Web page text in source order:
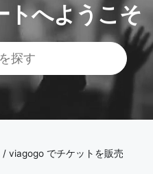
ー
ス
ツ
ア
チ
へようこそ
/ viagogo でチケットを販売